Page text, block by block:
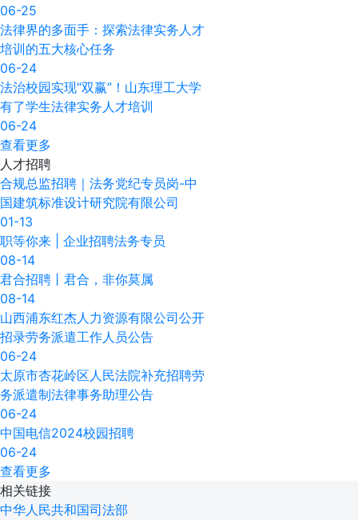
06-25
法律界的多面手：探索法律实务人才
培训的五大核心任务
06-24
法治校园实现“双赢”！山东理工大学
有了学生法律实务人才培训
06-24
查看更多
人才招聘
合规总监招聘｜法务党纪专员岗-​中
国建筑标准设计研究院有限公司
01-13
职等你来 | 企业招聘法务专员
08-14
君合招聘丨君合，非你莫属
08-14
山西浦东红杰人力资源有限公司公开
招录劳务派遣工作人员公告
06-24
太原市杏花岭区人民法院补充招聘劳
务派遣制法律事务助理公告
06-24
中国电信2024校园招聘
06-24
查看更多
相关链接
中华人民共和国司法部